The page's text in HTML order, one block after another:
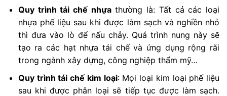
Quy trình tái chế nhựathường là: Tất cả các loại
nhựa phế liệu sau khi được làm sạch và nghiền nhỏ
thì đưa vào lò để nấu chảy. Quá trình nung này sẽ
tạo ra các hạt nhựa tái chế và ứng dụng rộng rãi
trong ngành xây dựng, công nghiệp thẩm mỹ…
Quy trình tái chế kim loại: Mọi loại kim loại phế liệu
sau khi được phân loại sẽ tiếp tục được làm sạch.